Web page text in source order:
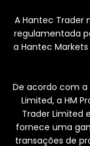
A Hantec Trader
regulamentada
a Hantec
De acordo com
Limited, a HM
Trader Limited
fornece uma
transações de